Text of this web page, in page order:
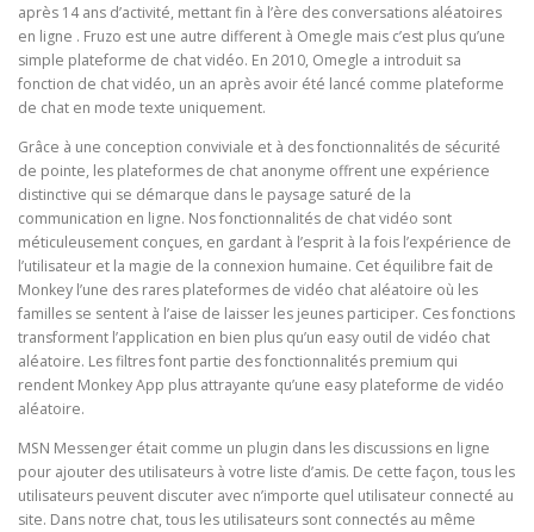
après 14 ans d’activité, mettant fin à l’ère des conversations aléatoires
en ligne . Fruzo est une autre different à Omegle mais c’est plus qu’une
simple plateforme de chat vidéo. En 2010, Omegle a introduit sa
fonction de chat vidéo, un an après avoir été lancé comme plateforme
de chat en mode texte uniquement.
Grâce à une conception conviviale et à des fonctionnalités de sécurité
de pointe, les plateformes de chat anonyme offrent une expérience
distinctive qui se démarque dans le paysage saturé de la
communication en ligne. Nos fonctionnalités de chat vidéo sont
méticuleusement conçues, en gardant à l’esprit à la fois l’expérience de
l’utilisateur et la magie de la connexion humaine. Cet équilibre fait de
Monkey l’une des rares plateformes de vidéo chat aléatoire où les
familles se sentent à l’aise de laisser les jeunes participer. Ces fonctions
transforment l’application en bien plus qu’un easy outil de vidéo chat
aléatoire. Les filtres font partie des fonctionnalités premium qui
rendent Monkey App plus attrayante qu’une easy plateforme de vidéo
aléatoire.
MSN Messenger était comme un plugin dans les discussions en ligne
pour ajouter des utilisateurs à votre liste d’amis. De cette façon, tous les
utilisateurs peuvent discuter avec n’importe quel utilisateur connecté au
site. Dans notre chat, tous les utilisateurs sont connectés au même